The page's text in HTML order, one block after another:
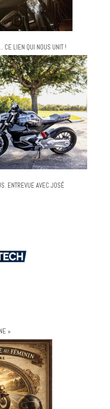
CE LIEN QUI NOUS UNIT !
ENTREVUE AVEC JOSÉ
»